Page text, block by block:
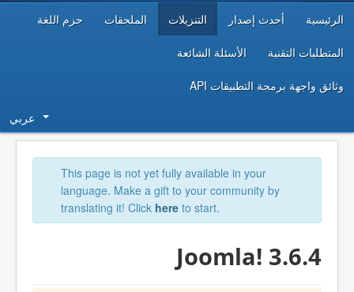
الرئيسية أحدث إصدار التنزيلات الملحقات حزم اللغة
المتطلبات التقنية الأسئلة الشائعة
وثائق واجهة برمجة التطبيقات API
عربي
This page is not yet fully available in your
language. Make a gift to your community by
translating it! Click here to start.
Joomla! 3.6.4